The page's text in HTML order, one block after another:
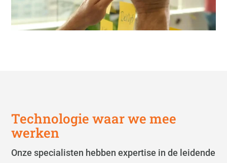
Technologie waar we mee
werken
Onze specialisten hebben expertise in de leidende